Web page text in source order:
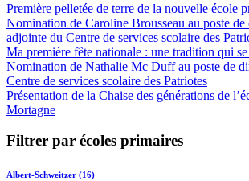
Première pelletée de terre de la nouvelle école
Nomination de Caroline Brousseau au poste de
adjointe du Centre de services scolaire des
Ma première fête nationale : une tradition qui
Nomination de Nathalie Mc Duff au poste de
Centre de services scolaire des Patriotes
Présentation de la Chaise des générations de
Mortagne
Filtrer par écoles primaires
Albert-Schweitzer (16)